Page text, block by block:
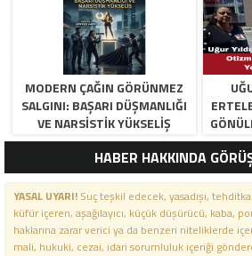
MODERN ÇAĞIN GÖRÜNMEZ
SALGINI: BAŞARI DÜŞMANLIĞI
VE NARSISTIK YÜKSELIŞ
HABER HAKKINDA
YASAL UYARI!Suç teşkil edecek, yasadışı,
küfür içeren, aşağılayıcı, küçük düşürücü, kaba,
haklarına zarar verici ya da benzeri niteliklerde
mali, hukuki, cezai, idari sorumluluk içeriği